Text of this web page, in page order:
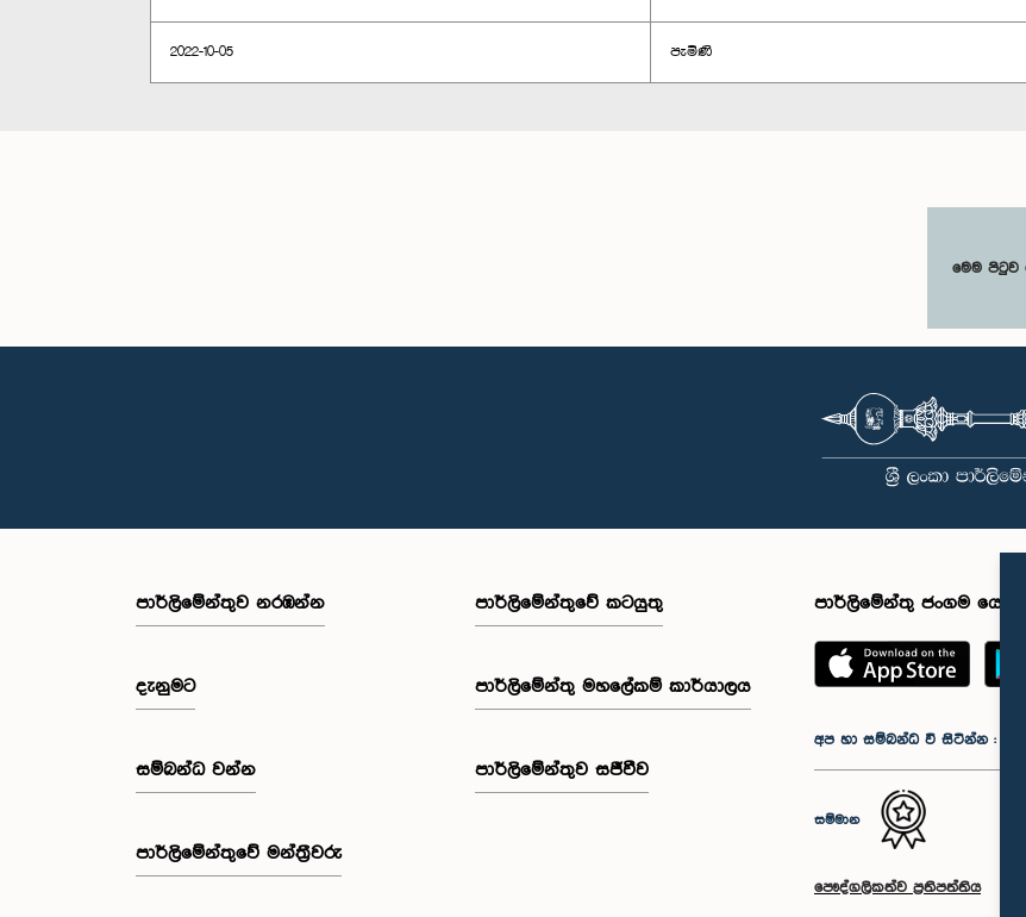
2022-10-05 පැමිණි
මෙම පිටුව
පාර්ලි‌මේන්තුව නරඹන්න
දැනුමට
සම්බන්ධ වන්න
පාර්ලි‌මේන්තුවේ මන්ත්‍රීවරු
පාර්ලිමේන්තුවේ කටයුතු
පාර්ලිමේන්තු මහලේකම් කාර්යාලය
පාර්ලිමේන්තුව සජීවීව
පාර්ලිමේන්තු ජංගම යෙදුම
අප හා සම්බන්ධ වී සිටින්න :
සම්මාන
පෞද්ගලිකත්ව ප්‍රතිපත්තිය